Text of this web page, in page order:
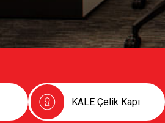
KALE Çelik Kapı